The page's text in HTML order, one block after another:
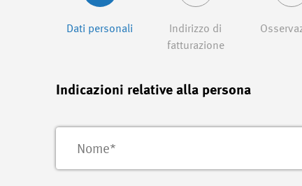
Dati personali
Indirizzo di
fatturazione
Indicazioni relative alla persona